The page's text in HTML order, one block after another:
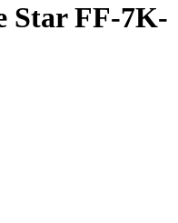
Star FF-7K-